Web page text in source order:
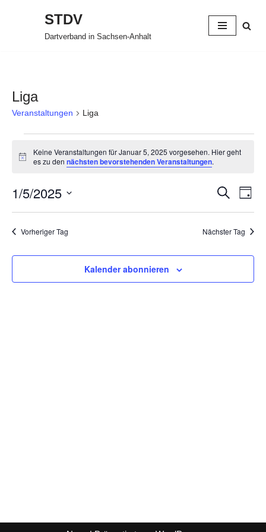
STDV
Dartverband in Sachsen-Anhalt
Liga
Veranstaltungen Liga
Hinweis
Keine Veranstaltungen für Januar 5, 2025 vorgesehen. Hier geht
es zu dennächsten bevorstehenden Veranstaltungen.
Suche
und
Suche
Tag
1/5/2025
Vorheriger Tag
Nächster Tag
Kalender abonnieren